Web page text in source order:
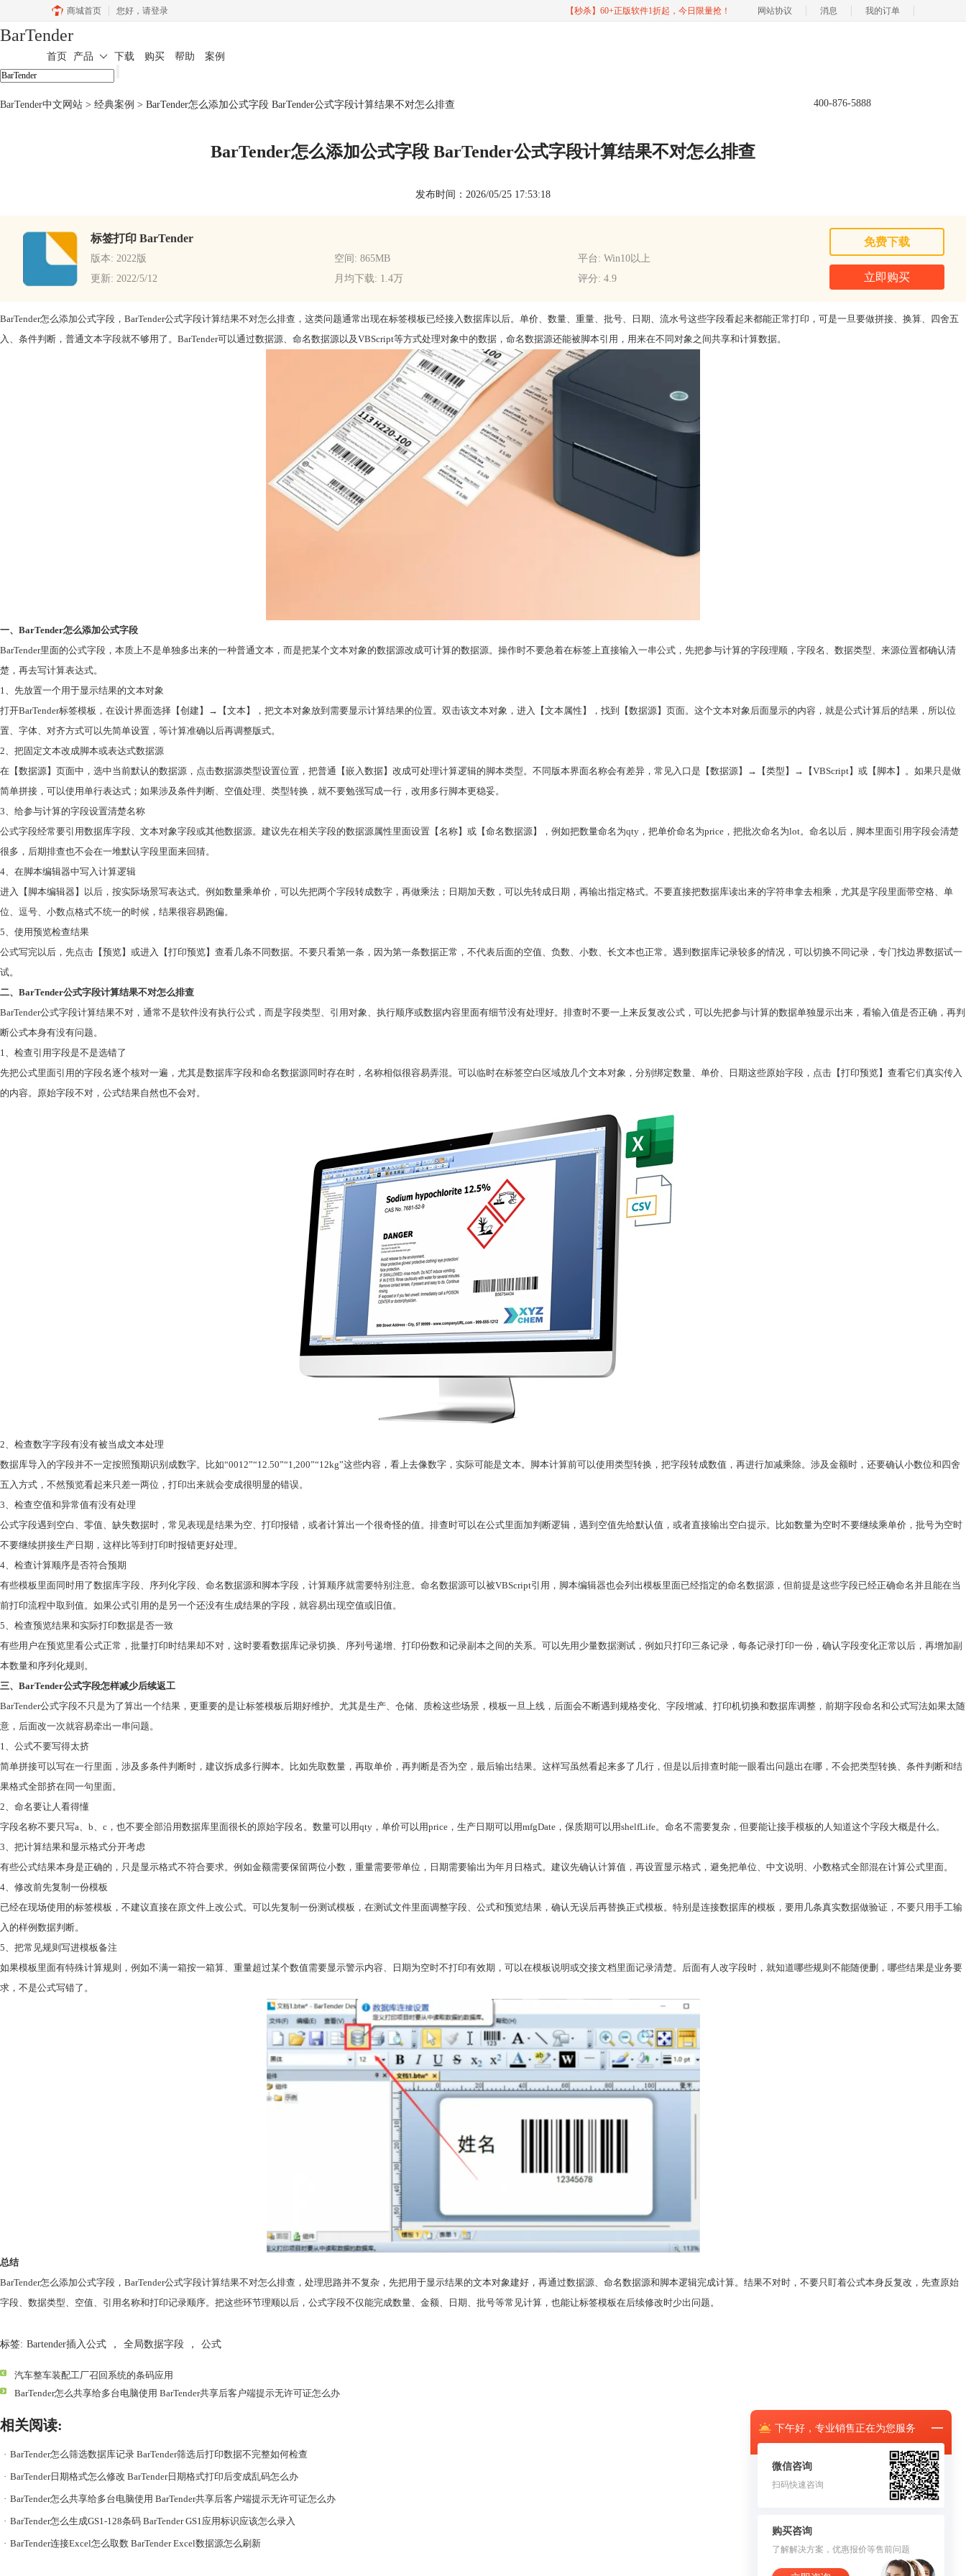
下午好， 专业销售正在为您服务
微信咨询
扫码快速咨询
购买咨询
了解解决方案，优惠报价等售前问题
商城首页 您好， 请登录 【秒杀】60+正版软件1折起，今日限量抢！ 网站协议 消息 我的订单
BarTender
首页 产品 下载 购买 帮助 案例
400-876-5888
BarTender中文网站 > 经典案例 > BarTender怎么添加公式字段 BarTender公式字段计算结果不对怎么排查
BarTender怎么添加公式字段 BarTender公式字段计算结果不对怎么排查
发布时间：2026/05/25 17:53:18
标签打印 BarTender
版本: 2022版 空间: 865MB
平台: Win10以上
更新: 2022/5/12
月均下载: 1.4万 评分: 4.9
免费下载
立即购买
BarTender怎么添加公式字段，BarTender公式字段计算结果不对怎么排查，这类问题通常出现在标签模板已经接入数据库以后。单价、数量、重量、批号、日期、流水号这些字段看起来都能正常打印，可是一旦要做拼接、换算、四舍五
入、条件判断，普通文本字段就不够用了。BarTender可以通过数据源、命名数据源以及VBScript等方式处理对象中的数据，命名数据源还能被脚本引用，用来在不同对象之间共享和计算数据。
一、BarTender怎么添加公式字段
BarTender里面的公式字段，本质上不是单独多出来的一种普通文本，而是把某个文本对象的数据源改成可计算的数据源。操作时不要急着在标签上直接输入一串公式，先把参与计算的字段理顺，字段名、数据类型、来源位置都确认清
楚，再去写计算表达式。
1、先放置一个用于显示结果的文本对象
打开BarTender标签模板，在设计界面选择【创建】→【文本】，把文本对象放到需要显示计算结果的位置。双击该文本对象，进入【文本属性】，找到【数据源】页面。这个文本对象后面显示的内容，就是公式计算后的结果，所以位
置、字体、对齐方式可以先简单设置，等计算准确以后再调整版式。
2、把固定文本改成脚本或表达式数据源
在【数据源】页面中，选中当前默认的数据源，点击数据源类型设置位置，把普通【嵌入数据】改成可处理计算逻辑的脚本类型。不同版本界面名称会有差异，常见入口是【数据源】→【类型】→【VBScript】或【脚本】。如果只是做
简单拼接，可以使用单行表达式；如果涉及条件判断、空值处理、类型转换，就不要勉强写成一行，改用多行脚本更稳妥。
3、给参与计算的字段设置清楚名称
公式字段经常要引用数据库字段、文本对象字段或其他数据源。建议先在相关字段的数据源属性里面设置【名称】或【命名数据源】，例如把数量命名为qty，把单价命名为price，把批次命名为lot。命名以后，脚本里面引用字段会清楚
很多，后期排查也不会在一堆默认字段里面来回猜。
4、在脚本编辑器中写入计算逻辑
进入【脚本编辑器】以后，按实际场景写表达式。例如数量乘单价，可以先把两个字段转成数字，再做乘法；日期加天数，可以先转成日期，再输出指定格式。不要直接把数据库读出来的字符串拿去相乘，尤其是字段里面带空格、单
位、逗号、小数点格式不统一的时候，结果很容易跑偏。
5、使用预览检查结果
公式写完以后，先点击【预览】或进入【打印预览】查看几条不同数据。不要只看第一条，因为第一条数据正常，不代表后面的空值、负数、小数、长文本也正常。遇到数据库记录较多的情况，可以切换不同记录，专门找边界数据试一
试。
二、BarTender公式字段计算结果不对怎么排查
BarTender公式字段计算结果不对，通常不是软件没有执行公式，而是字段类型、引用对象、执行顺序或数据内容里面有细节没有处理好。排查时不要一上来反复改公式，可以先把参与计算的数据单独显示出来，看输入值是否正确，再判
断公式本身有没有问题。
1、检查引用字段是不是选错了
先把公式里面引用的字段名逐个核对一遍，尤其是数据库字段和命名数据源同时存在时，名称相似很容易弄混。可以临时在标签空白区域放几个文本对象，分别绑定数量、单价、日期这些原始字段，点击【打印预览】查看它们真实传入
的内容。原始字段不对，公式结果自然也不会对。
2、检查数字字段有没有被当成文本处理
数据库导入的字段并不一定按照预期识别成数字。比如“0012”“12.50”“1,200”“12kg”这些内容，看上去像数字，实际可能是文本。脚本计算前可以使用类型转换，把字段转成数值，再进行加减乘除。涉及金额时，还要确认小数位和四舍
五入方式，不然预览看起来只差一两位，打印出来就会变成很明显的错误。
3、检查空值和异常值有没有处理
公式字段遇到空白、零值、缺失数据时，常见表现是结果为空、打印报错，或者计算出一个很奇怪的值。排查时可以在公式里面加判断逻辑，遇到空值先给默认值，或者直接输出空白提示。比如数量为空时不要继续乘单价，批号为空时
不要继续拼接生产日期，这样比等到打印时报错更好处理。
4、检查计算顺序是否符合预期
有些模板里面同时用了数据库字段、序列化字段、命名数据源和脚本字段，计算顺序就需要特别注意。命名数据源可以被VBScript引用，脚本编辑器也会列出模板里面已经指定的命名数据源，但前提是这些字段已经正确命名并且能在当
前打印流程中取到值。如果公式引用的是另一个还没有生成结果的字段，就容易出现空值或旧值。
5、检查预览结果和实际打印数据是否一致
有些用户在预览里看公式正常，批量打印时结果却不对，这时要看数据库记录切换、序列号递增、打印份数和记录副本之间的关系。可以先用少量数据测试，例如只打印三条记录，每条记录打印一份，确认字段变化正常以后，再增加副
本数量和序列化规则。
三、BarTender公式字段怎样减少后续返工
BarTender公式字段不只是为了算出一个结果，更重要的是让标签模板后期好维护。尤其是生产、仓储、质检这些场景，模板一旦上线，后面会不断遇到规格变化、字段增减、打印机切换和数据库调整，前期字段命名和公式写法如果太随
意，后面改一次就容易牵出一串问题。
1、公式不要写得太挤
简单拼接可以写在一行里面，涉及多条件判断时，建议拆成多行脚本。比如先取数量，再取单价，再判断是否为空，最后输出结果。这样写虽然看起来多了几行，但是以后排查时能一眼看出问题出在哪，不会把类型转换、条件判断和结
果格式全部挤在同一句里面。
2、命名要让人看得懂
字段名称不要只写a、b、c，也不要全部沿用数据库里面很长的原始字段名。数量可以用qty，单价可以用price，生产日期可以用mfgDate，保质期可以用shelfLife。命名不需要复杂，但要能让接手模板的人知道这个字段大概是什么。
3、把计算结果和显示格式分开考虑
有些公式结果本身是正确的，只是显示格式不符合要求。例如金额需要保留两位小数，重量需要带单位，日期需要输出为年月日格式。建议先确认计算值，再设置显示格式，避免把单位、中文说明、小数格式全部混在计算公式里面。
4、修改前先复制一份模板
已经在现场使用的标签模板，不建议直接在原文件上改公式。可以先复制一份测试模板，在测试文件里面调整字段、公式和预览结果，确认无误后再替换正式模板。特别是连接数据库的模板，要用几条真实数据做验证，不要只用手工输
入的样例数据判断。
5、把常见规则写进模板备注
如果模板里面有特殊计算规则，例如不满一箱按一箱算、重量超过某个数值需要显示警示内容、日期为空时不打印有效期，可以在模板说明或交接文档里面记录清楚。后面有人改字段时，就知道哪些规则不能随便删，哪些结果是业务要
求，不是公式写错了。
总结
BarTender怎么添加公式字段，BarTender公式字段计算结果不对怎么排查，处理思路并不复杂，先把用于显示结果的文本对象建好，再通过数据源、命名数据源和脚本逻辑完成计算。结果不对时，不要只盯着公式本身反复改，先查原始
字段、数据类型、空值、引用名称和打印记录顺序。把这些环节理顺以后，公式字段不仅能完成数量、金额、日期、批号等常见计算，也能让标签模板在后续修改时少出问题。
标签: Bartender插入公式 ， 全局数据字段 ， 公式
汽车整车装配工厂召回系统的条码应用
BarTender怎么共享给多台电脑使用 BarTender共享后客户端提示无许可证怎么办
相关阅读:
· BarTender怎么筛选数据库记录 BarTender筛选后打印数据不完整如何检查
· BarTender日期格式怎么修改 BarTender日期格式打印后变成乱码怎么办
· BarTender怎么共享给多台电脑使用 BarTender共享后客户端提示无许可证怎么办
· BarTender怎么生成GS1-128条码 BarTender GS1应用标识应该怎么录入
· BarTender连接Excel怎么取数 BarTender Excel数据源怎么刷新